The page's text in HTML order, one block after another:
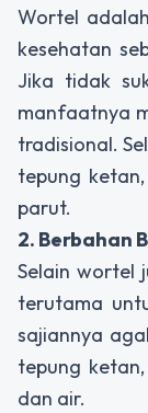
Wortel
kesehatan
Jika tidak
manfaatnya
tradisional.
tepung
parut.
2. Berbahan
Selain wortel
terutama
sajiannya
tepung
dan air.